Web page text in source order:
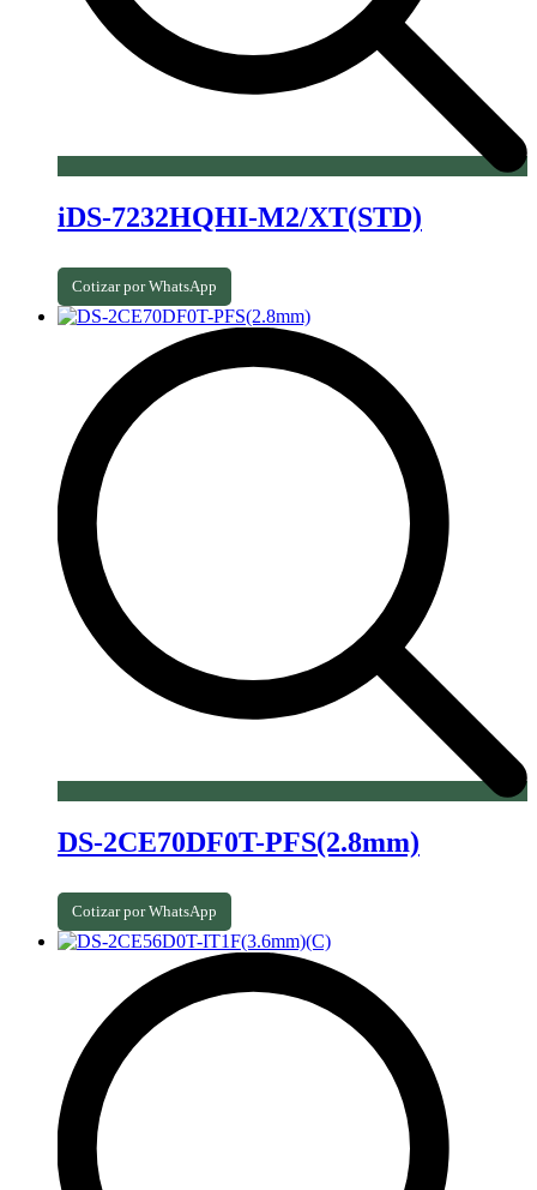
iDS-7232HQHI-M2/XT(STD)
Cotizar por WhatsApp
DS-2CE70DF0T-PFS(2.8mm)
Cotizar por WhatsApp